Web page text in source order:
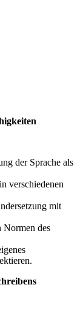
der Sprache als
verschiedenen
mit
Normen des